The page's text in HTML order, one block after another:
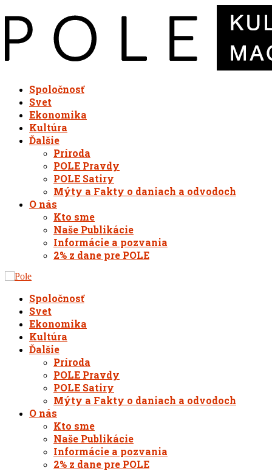
Spoločnosť
Svet
Ekonomika
Kultúra
Ďalšie
Príroda
POLE Pravdy
POLE Satiry
Mýty a Fakty o daniach a odvodoch
O nás
Kto sme
Naše Publikácie
Informácie a pozvania
2% z dane pre POLE
Spoločnosť
Svet
Ekonomika
Kultúra
Ďalšie
Príroda
POLE Pravdy
POLE Satiry
Mýty a Fakty o daniach a odvodoch
O nás
Kto sme
Naše Publikácie
Informácie a pozvania
2% z dane pre POLE